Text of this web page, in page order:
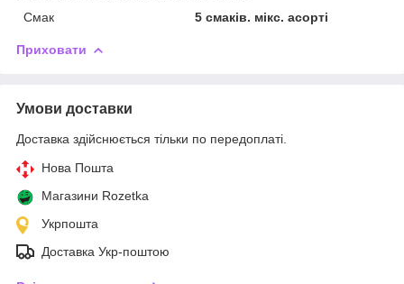
Смак
5 смаків. мікс. асорті
Приховати
Умови доставки
Доставка здійснюється тільки по передоплаті.
Нова Пошта
Магазини Rozetka
Укрпошта
Доставка Укр-поштою